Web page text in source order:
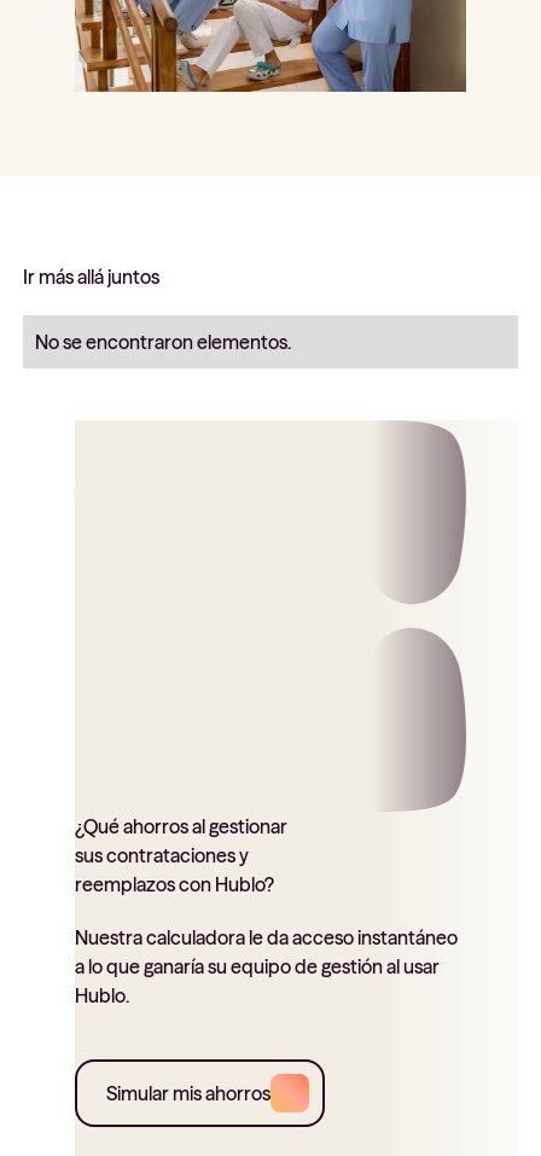
Ir más allá juntos
No se encontraron elementos.
¿Qué ahorros al gestionar
sus contrataciones y
reemplazos con Hublo?
Nuestra calculadora le da acceso instantáneo
a lo que ganaría su equipo de gestión al usar
Hublo.
Simular mis ahorros